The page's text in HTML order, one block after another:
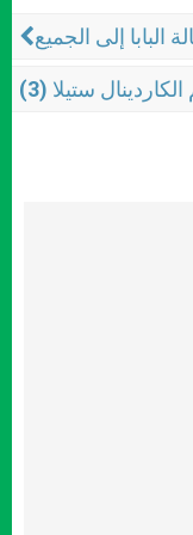
البابا إلى الجميع
ستيلا (3)